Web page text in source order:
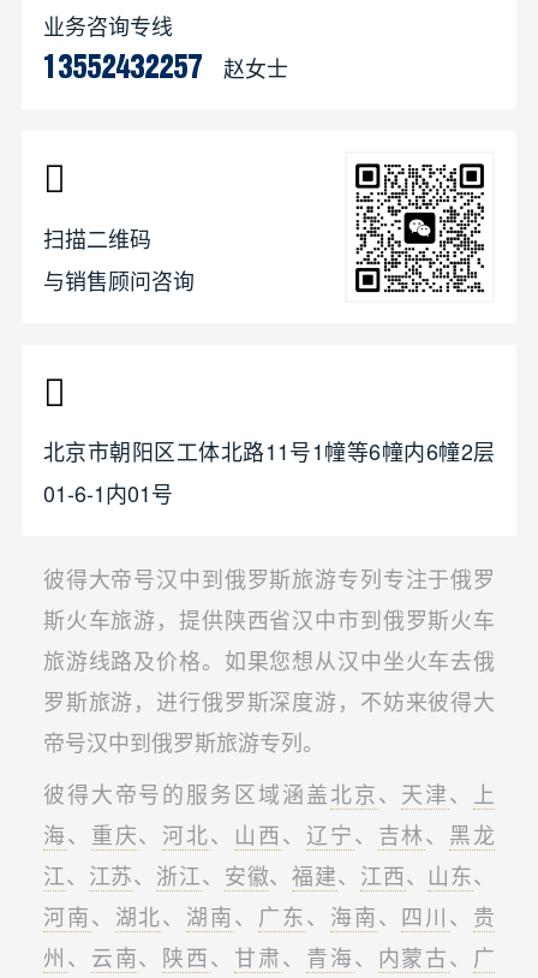
业务咨询专线
13552432257 赵女士
扫描二维码
与销售顾问咨询
北京市朝阳区工体北路11号1幢等6幢内6幢2层
01-6-1内01号
彼得大帝号汉中到俄罗斯旅游专列专注于俄罗
斯火车旅游，提供陕西省汉中市到俄罗斯火车
旅游线路及价格。如果您想从汉中坐火车去俄
罗斯旅游，进行俄罗斯深度游，不妨来彼得大
帝号汉中到俄罗斯旅游专列。
彼得大帝号的服务区域涵盖北京、 天津、 上
海、 重庆、 河北、 山西、 辽宁、 吉林、 黑龙
江、 江苏、 浙江、 安徽、福建、 江西、 山东、
河南、 湖北、 湖南、 广东、 海南、 四川、 贵
州、 云南、 陕西、 甘肃、 青海、 内蒙古、 广